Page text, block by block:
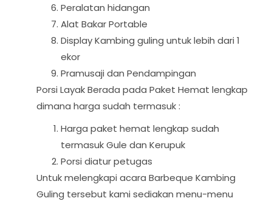
Peralatan hidangan
Alat Bakar Portable
Display Kambing guling untuk lebih dari 1
ekor
Pramusaji dan Pendampingan
Porsi Layak Berada pada Paket Hemat lengkap
dimana harga sudah termasuk :
Harga paket hemat lengkap sudah
termasuk Gule dan Kerupuk
Porsi diatur petugas
Untuk melengkapi acara Barbeque Kambing
Guling tersebut kami sediakan menu-menu